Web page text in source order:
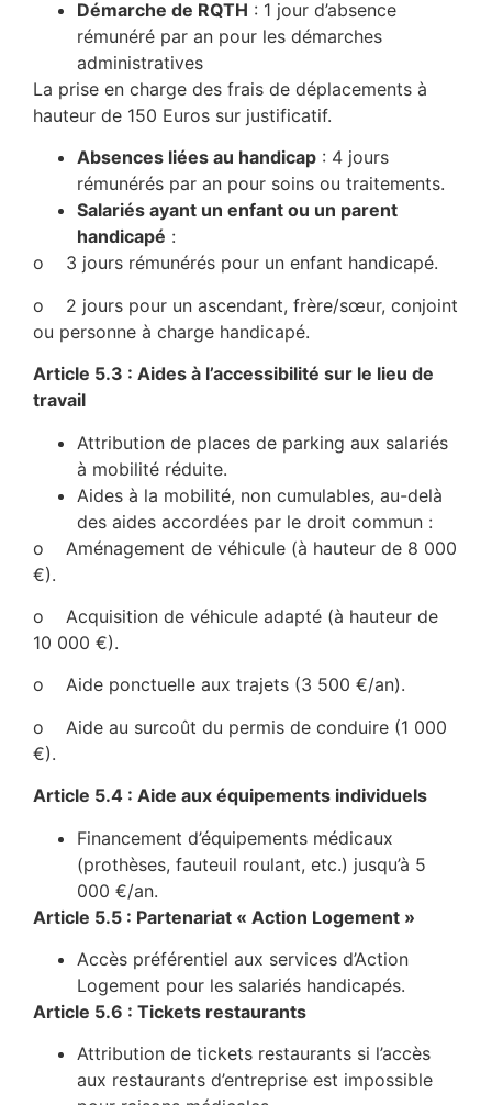
Démarche de RQTH : 1 jour d’absence
rémunéré par an pour les démarches
administratives
La prise en charge des frais de déplacements à
hauteur de 150 Euros sur justificatif.
Absences liées au handicap : 4 jours
rémunérés par an pour soins ou traitements.
Salariés ayant un enfant ou un parent
handicapé :
o 3 jours rémunérés pour un enfant handicapé.
o 2 jours pour un ascendant, frère/sœur, conjoint
ou personne à charge handicapé.
Article 5.3 : Aides à l’accessibilité sur le lieu de
travail
Attribution de places de parking aux salariés
à mobilité réduite.
Aides à la mobilité, non cumulables, au-delà
des aides accordées par le droit commun :
o Aménagement de véhicule (à hauteur de 8 000
€).
o Acquisition de véhicule adapté (à hauteur de
10 000 €).
o Aide ponctuelle aux trajets (3 500 €/an).
o Aide au surcoût du permis de conduire (1 000
€).
Article 5.4 : Aide aux équipements individuels
Financement d’équipements médicaux
(prothèses, fauteuil roulant, etc.) jusqu’à 5
000 €/an.
Article 5.5 : Partenariat « Action Logement »
Accès préférentiel aux services d’Action
Logement pour les salariés handicapés.
Article 5.6 : Tickets restaurants
Attribution de tickets restaurants si l’accès
aux restaurants d’entreprise est impossible